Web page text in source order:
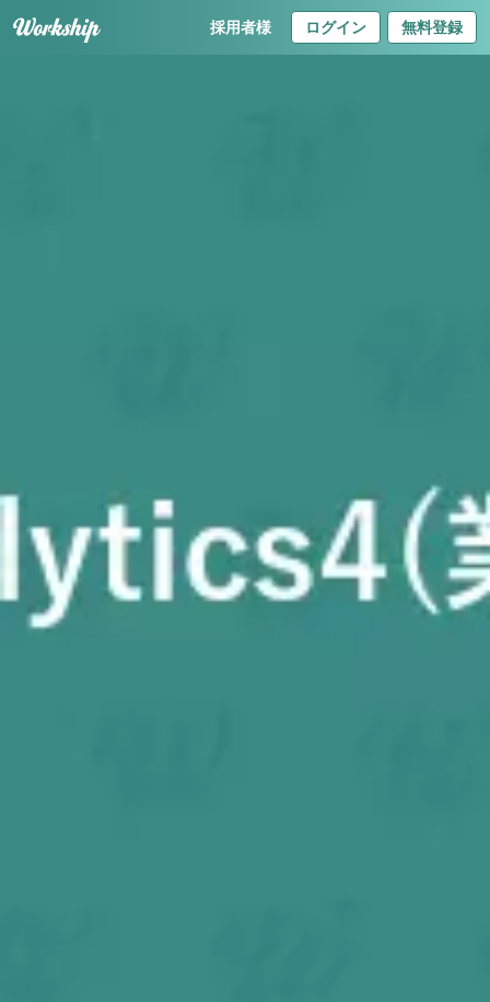
採用者様 ログイン 無料登録